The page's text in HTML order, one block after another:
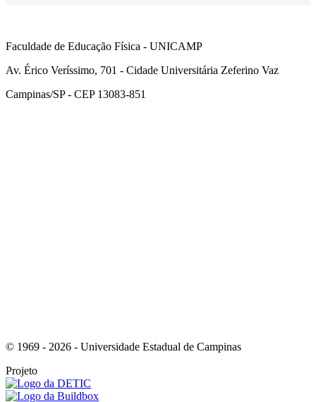
Faculdade de Educação Física - UNICAMP
Av. Érico Veríssimo, 701 - Cidade Universitária Zeferino Vaz
Campinas/SP - CEP 13083-851
© 1969 - 2026 - Universidade Estadual de Campinas
Projeto